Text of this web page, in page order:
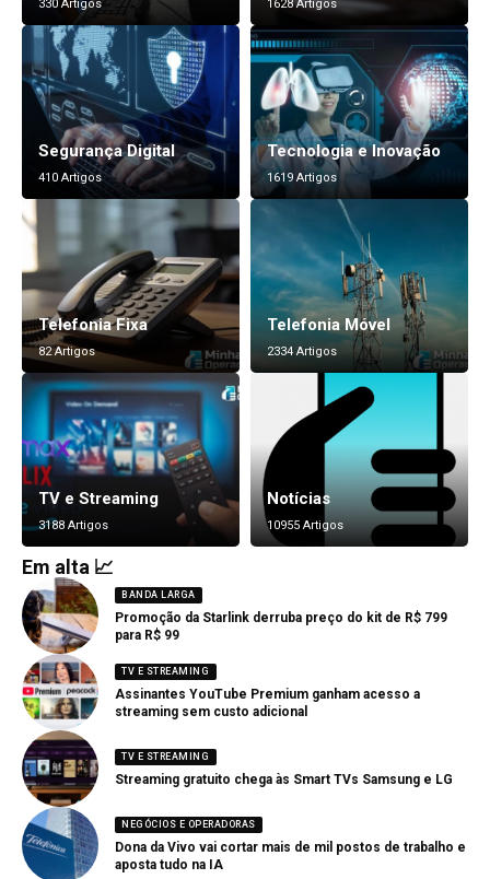
330 Artigos 1628 Artigos
Segurança Digital
410 Artigos
Tecnologia e Inovação
1619 Artigos
Telefonia Fixa
82 Artigos
Telefonia Móvel
2334 Artigos
TV e Streaming
3188 Artigos
Notícias
10955 Artigos
Em alta 📈
BANDA LARGA
Promoção da Starlink derruba preço do kit de R$ 799
para R$ 99
TV E STREAMING
Assinantes YouTube Premium ganham acesso a
streaming sem custo adicional
TV E STREAMING
Streaming gratuito chega às Smart TVs Samsung e LG
NEGÓCIOS E OPERADORAS
Dona da Vivo vai cortar mais de mil postos de trabalho e
aposta tudo na IA